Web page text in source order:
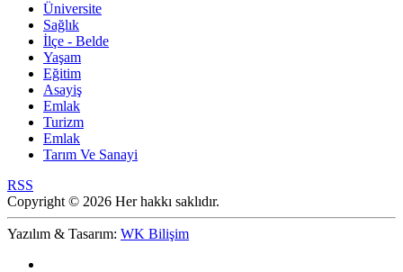
Üniversite
Sağlık
İlçe - Belde
Yaşam
Eğitim
Asayiş
Emlak
Turizm
Emlak
Tarım Ve Sanayi
RSS
Copyright © 2026 Her hakkı saklıdır.
Yazılım & Tasarım: WK Bilişim